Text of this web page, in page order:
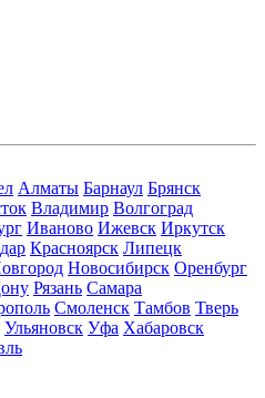
Алматы Барнаул Брянск
Владимир Волгоград
Иваново Ижевск Иркутск
Красноярск Липецк
Новосибирск Оренбург
Рязань Самара
Смоленск Тамбов Тверь
Ульяновск Уфа Хабаровск